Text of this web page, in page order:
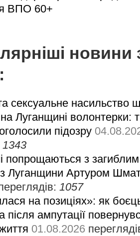
ВПО 60+
новини
сексуальне насильство
Луганщині волонтерки:
підозру
1343
попрощаються з загиблим
з Луганщини Артуром
1057
на позиціях»: як
після ампутації
01.08.2026